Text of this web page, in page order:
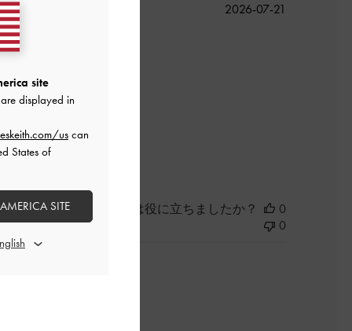
2026-07-21
このレビューは役に立ちましたか？
0
0
site
displayed in
uscan
States of
SITE